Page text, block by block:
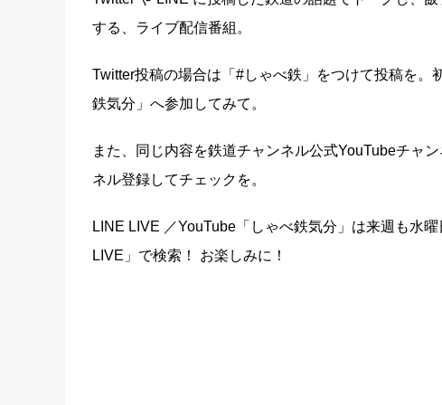
する、ライブ配信番組。
Twitter投稿の場合は「#しゃべ鉄」をつけて投稿を
鉄気分」へ参加してみて。
また、同じ内容を鉄道チャンネル公式YouTubeチャ
ネル登録してチェックを。
LINE LIVE ／YouTube「しゃべ鉄気分」は来週も水
LIVE」で検索！ お楽しみに！